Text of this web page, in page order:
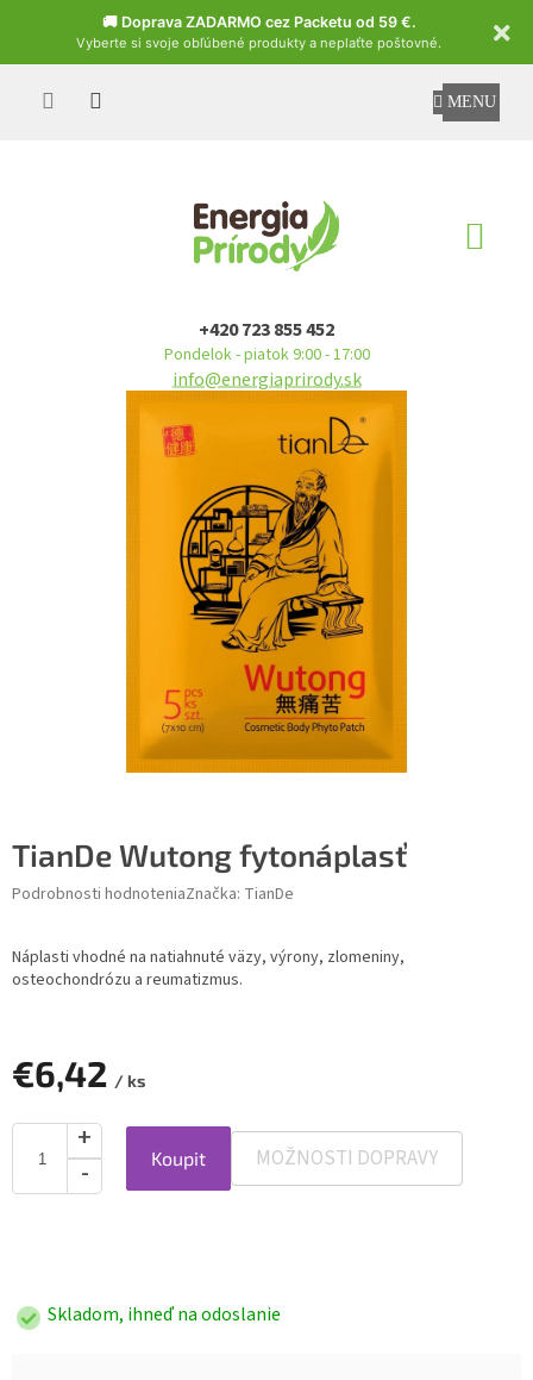
🚚 Doprava ZADARMO cez Packetu od 59 €.
Vyberte si svoje obľúbené produkty a neplaťte poštovné.
Czech
+420 723 855 452
Pondelok - piatok 9:00 - 17:00
info@energiaprirody.sk
TianDe Wutong fytonáplasť
Podrobnosti hodnoteniaZnačka: TianDe
Náplasti vhodné na natiahnuté väzy, výrony, zlomeniny,
osteochondrózu a reumatizmus.
€6,42 / ks
Koupit MOŽNOSTI DOPRAVY
Skladom, ihneď na odoslanie